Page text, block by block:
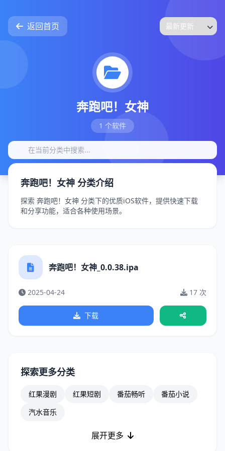
返回首页
奔跑吧！女神
1 个软件
奔跑吧！女神 分类介绍
探索 奔跑吧！女神 分类下的优质iOS软件，提供快速下载
和分享功能，适合各种使用场景。
奔跑吧！女神_0.0.38.ipa
2025-04-24 17 次
下载
探索更多分类
红果漫剧 红果短剧 番茄畅听
番茄小说
汽水音乐
展开更多